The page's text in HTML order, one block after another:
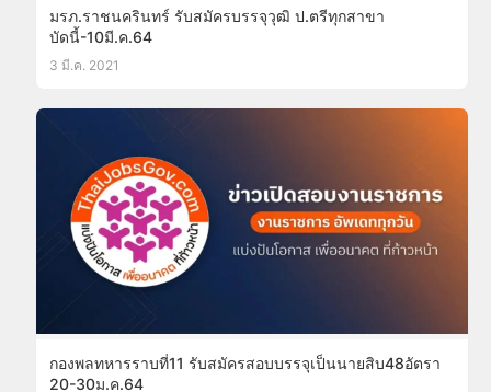
มรภ.ราชนครินทร์ รับสมัครบรรจุวุฒิ ป.ตรีทุกสาขา
บัดนี้-10มี.ค.64
3 มี.ค. 2021
กองพลทหารราบที่11 รับสมัครสอบบรรจุเป็นนายสิบ48อัตรา
20-30ม.ค.64